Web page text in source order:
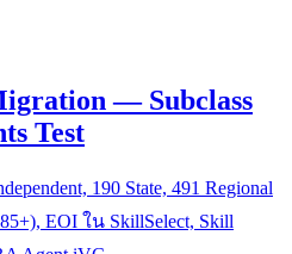
— Subclass
Test
190 State, 491 Regional
EOI ใน SkillSelect, Skill